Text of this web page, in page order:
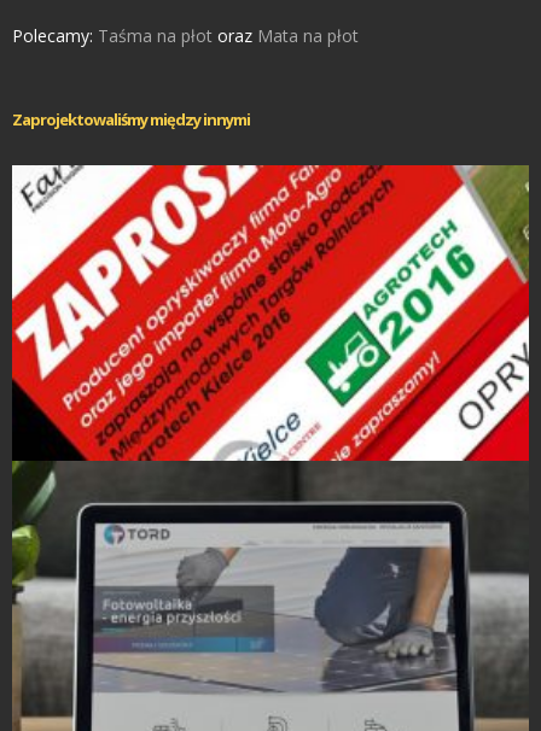
Polecamy: Taśma na płot oraz Mata na płot
Zaprojektowaliśmy między innymi
Strony Internetowe